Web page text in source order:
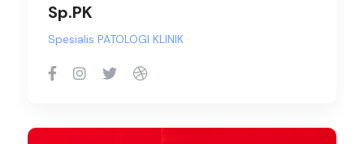
Sp.PK
Spesialis PATOLOGI KLINIK